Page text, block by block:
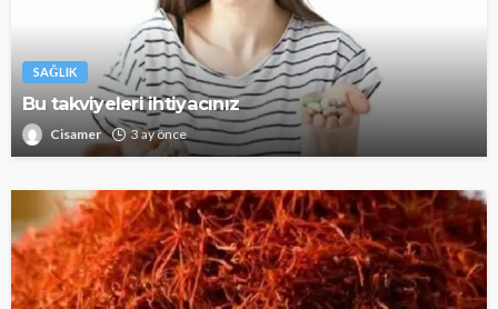
SAĞLIK
Bu takviyeleri ihtiyacınız
Cisamer 3 ay önce